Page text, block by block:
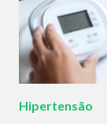
Hipertensão